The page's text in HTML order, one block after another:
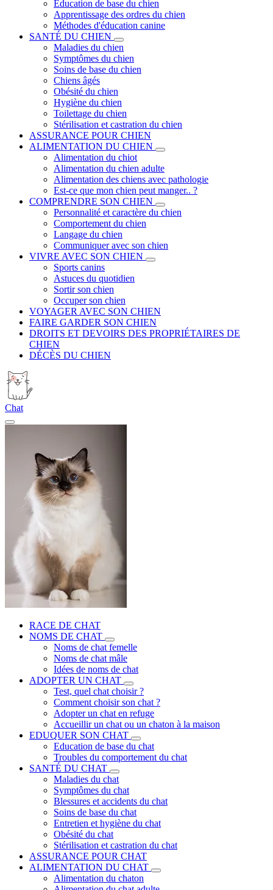
Education de base du chien
Apprentissage des ordres du chien
Méthodes d'éducation canine
SANTÉ DU CHIEN
Maladies du chien
Symptômes du chien
Soins de base du chien
Chiens âgés
Obésité du chien
Hygiène du chien
Toilettage du chien
Stérilisation et castration du chien
ASSURANCE POUR CHIEN
ALIMENTATION DU CHIEN
Alimentation du chiot
Alimentation du chien adulte
Alimentation des chiens avec pathologie
Est-ce que mon chien peut manger.. ?
COMPRENDRE SON CHIEN
Personnalité et caractère du chien
Comportement du chien
Langage du chien
Communiquer avec son chien
VIVRE AVEC SON CHIEN
Sports canins
Astuces du quotidien
Sortir son chien
Occuper son chien
VOYAGER AVEC SON CHIEN
FAIRE GARDER SON CHIEN
DROITS ET DEVOIRS DES PROPRIÉTAIRES DE
CHIEN
DÉCÈS DU CHIEN
Chat
RACE DE CHAT
NOMS DE CHAT
Noms de chat femelle
Noms de chat mâle
Idées de noms de chat
ADOPTER UN CHAT
Test, quel chat choisir ?
Comment choisir son chat ?
Adopter un chat en refuge
Accueillir un chat ou un chaton à la maison
EDUQUER SON CHAT
Education de base du chat
Troubles du comportement du chat
SANTÉ DU CHAT
Maladies du chat
Symptômes du chat
Blessures et accidents du chat
Soins de base du chat
Entretien et hygiène du chat
Obésité du chat
Stérilisation et castration du chat
ASSURANCE POUR CHAT
ALIMENTATION DU CHAT
Alimentation du chaton